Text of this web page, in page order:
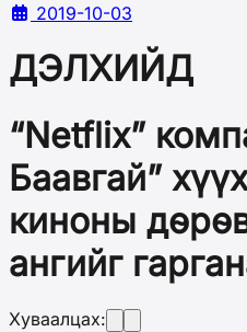
2019-10-03
ДЭЛХИЙД
“Netflix”
Баавгай”
киноны
ангийг
Хуваалцах: